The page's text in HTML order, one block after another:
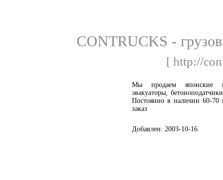
CONTRUCKS -
[ http://
Мы продаем японские
эвакуаторы,
Постоянно в наличии 60-70
заказ
Добавлен: 2003-10-16